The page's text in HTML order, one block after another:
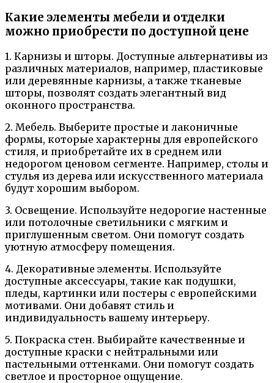
Какие элементы мебели и отделки
можно приобрести по доступной цене
1. Карнизы и шторы. Доступные альтернативы из
различных материалов, например, пластиковые
или деревянные карнизы, а также тканевые
шторы, позволят создать элегантный вид
оконного пространства.
2. Мебель. Выберите простые и лаконичные
формы, которые характерны для европейского
стиля, и приобретайте их в среднем или
недорогом ценовом сегменте. Например, столы и
стулья из дерева или искусственного материала
будут хорошим выбором.
3. Освещение. Используйте недорогие настенные
или потолочные светильники с мягким и
приглушенным светом. Они помогут создать
уютную атмосферу помещения.
4. Декоративные элементы. Используйте
доступные аксессуары, такие как подушки,
пледы, картинки или постеры с европейскими
мотивами. Они добавят стиль и
индивидуальность вашему интерьеру.
5. Покраска стен. Выбирайте качественные и
доступные краски с нейтральными или
пастельными оттенками. Они помогут создать
светлое и просторное ощущение.